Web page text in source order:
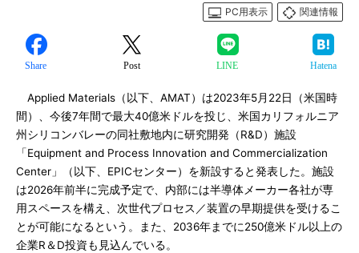
PC用表示
関連情報
Share Post LINE Hatena
Applied Materials（以下、AMAT）は2023年5月22日（米国時
間）、今後7年間で最大40億米ドルを投じ、米国カリフォルニア
州シリコンバレーの同社敷地内に研究開発（R&D）施設
「Equipment and Process Innovation and Commercialization
Center」（以下、EPICセンター）を新設すると発表した。施設
は2026年前半に完成予定で、内部には半導体メーカー各社が専
用スペースを構え、次世代プロセス／装置の早期提供を受けるこ
とが可能になるという。また、2036年までに250億米ドル以上の
企業R＆D投資も見込んでいる。